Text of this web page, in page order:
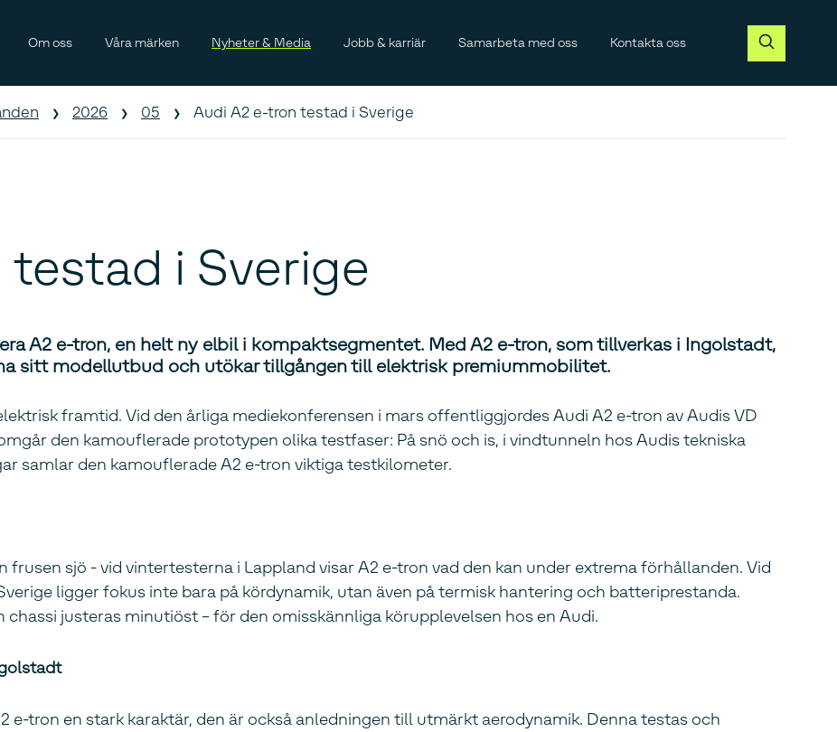
Om oss Våra märken Nyheter & Media Jobb & karriär Samarbeta med oss Kontakta oss
2026 05 Audi A2 e-tron testad i Sverige
i Sverige
A2 e-tron, en helt ny elbil i kompaktsegmentet. Med A2 e-tron, som tillverkas i Ingolstadt,
sitt modellutbud och utökar tillgången till elektrisk premiummobilitet.
framtid. Vid den årliga mediekonferensen i mars offentliggjordes Audi A2 e-tron av Audis VD
den kamouflerade prototypen olika testfaser: På snö och is, i vindtunneln hos Audis tekniska
samlar den kamouflerade A2 e-tron viktiga testkilometer.
frusen sjö - vid vintertesterna i Lappland visar A2 e-tron vad den kan under extrema förhållanden. Vid
ligger fokus inte bara på kördynamik, utan även på termisk hantering och batteriprestanda.
justeras minutiöst – för den omisskännliga körupplevelsen hos en Audi.
e-tron en stark karaktär, den är också anledningen till utmärkt aerodynamik. Denna testas och